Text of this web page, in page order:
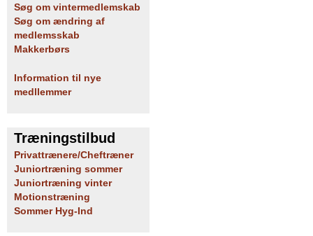
Søg om vintermedlemskab
Søg om ændring af
medlemsskab
Makkerbørs
Information til nye
medllemmer
Træningstilbud
Privattrænere/Cheftræner
Juniortræning sommer
Juniortræning vinter
Motionstræning
Sommer Hyg-Ind